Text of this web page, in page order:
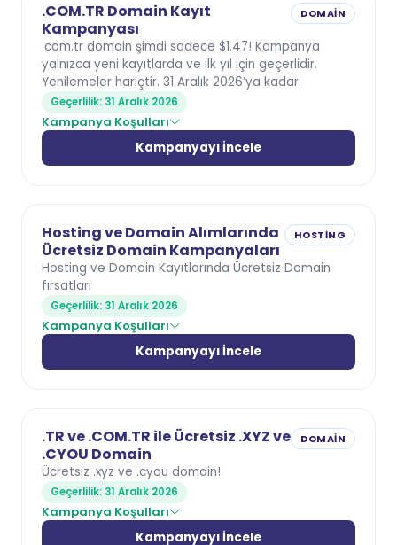
.COM.TR Domain Kayıt
Kampanyası
DOMAIN
.com.tr domain şimdi sadece $1.47! Kampanya
yalnızca yeni kayıtlarda ve ilk yıl için geçerlidir.
Yenilemeler hariçtir. 31 Aralık 2026’ya kadar.
Geçerlilik: 31 Aralık 2026
Kampanya Koşulları
Kampanyayı İncele
Hosting ve Domain Alımlarında
Ücretsiz Domain Kampanyaları
HOSTING
Hosting ve Domain Kayıtlarında Ücretsiz Domain
fırsatları
Geçerlilik: 31 Aralık 2026
Kampanya Koşulları
Kampanyayı İncele
.TR ve .COM.TR ile Ücretsiz .XYZ ve
.CYOU Domain
DOMAIN
Ücretsiz .xyz ve .cyou domain!
Geçerlilik: 31 Aralık 2026
Kampanya Koşulları
Kampanyayı İncele